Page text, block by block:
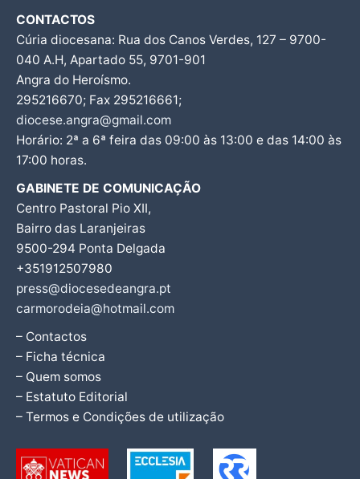
CONTACTOS
Cúria diocesana: Rua dos Canos Verdes, 127 – 9700-
040 A.H, Apartado 55, 9701-901
Angra do Heroísmo.
295216670; Fax 295216661;
diocese.angra@gmail.com
Horário: 2ª a 6ª feira das 09:00 às 13:00 e das 14:00 às
17:00 horas.
GABINETE DE COMUNICAÇÃO
Centro Pastoral Pio XII,
Bairro das Laranjeiras
9500-294 Ponta Delgada
+351912507980
press@diocesedeangra.pt
carmorodeia@hotmail.com
– Contactos
– Ficha técnica
– Quem somos
– Estatuto Editorial
– Termos e Condições de utilização